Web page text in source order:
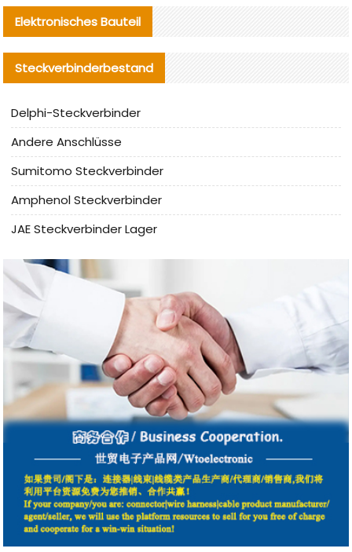
Elektronisches Bauteil
Steckverbinderbestand
Delphi-Steckverbinder
Andere Anschlüsse
Sumitomo Steckverbinder
Amphenol Steckverbinder
JAE Steckverbinder Lager